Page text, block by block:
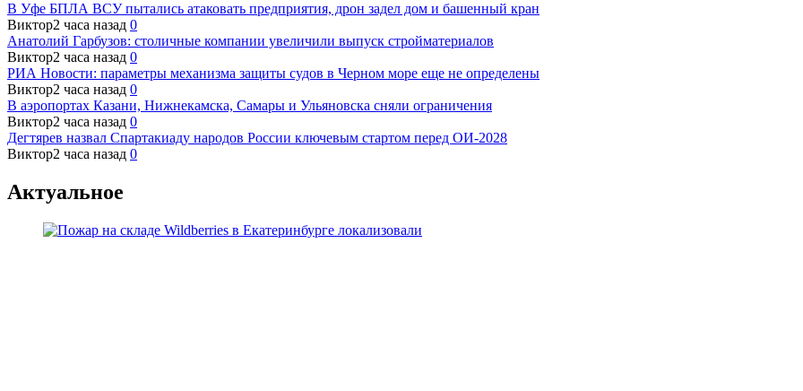
В Уфе БПЛА ВСУ пытались атаковать предприятия, дрон задел дом и башенный кран
Виктор2 часа назад 0
Анатолий Гарбузов: столичные компании увеличили выпуск стройматериалов
Виктор2 часа назад 0
РИА Новости: параметры механизма защиты судов в Черном море еще не определены
Виктор2 часа назад 0
В аэропортах Казани, Нижнекамска, Самары и Ульяновска сняли ограничения
Виктор2 часа назад 0
Дегтярев назвал Спартакиаду народов России ключевым стартом перед ОИ-2028
Виктор2 часа назад 0
Актуальное